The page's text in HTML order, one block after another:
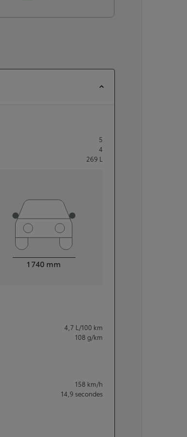
5
4
269 L
1 740 mm
4,7 L/100 km
108 g/km
158 km/h
14,9 secondes